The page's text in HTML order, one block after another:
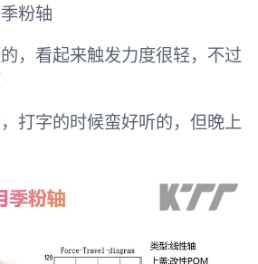
粉轴
，看起来触发力度很轻，不过
打字的时候蛮好听的，但晚上